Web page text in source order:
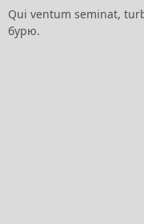
Qui ventum seminat,
бурю.